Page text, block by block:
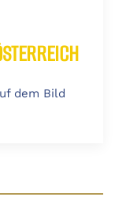
dem Bild